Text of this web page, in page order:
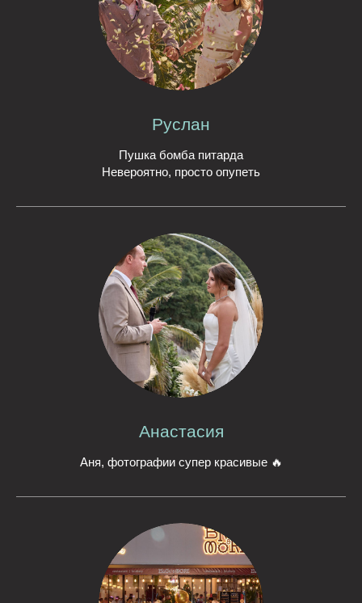
Руслан
Пушка бомба питарда
Невероятно, просто опупеть
Анастасия
Аня, фотографии супер красивые 🔥